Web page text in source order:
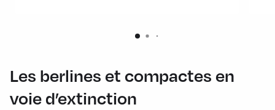
Les berlines et compactes en
voie d’extinction